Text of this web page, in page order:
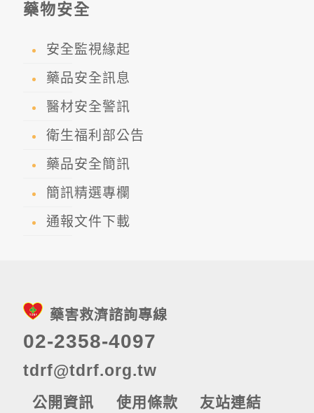
藥物安全
安全監視緣起
藥品安全訊息
醫材安全警訊
衛生福利部公告
藥品安全簡訊
簡訊精選專欄
通報文件下載
藥害救濟諮詢專線
02-2358-4097
tdrf@tdrf.org.tw
公開資訊 使用條款 友站連結